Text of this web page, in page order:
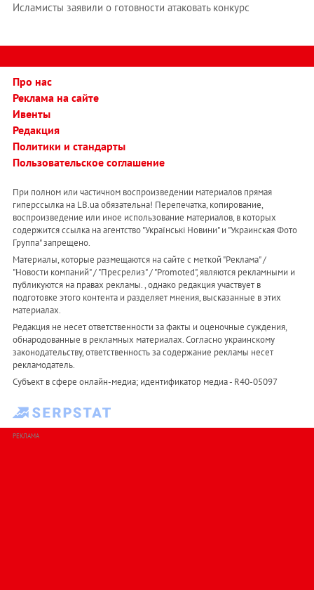
Исламисты заявили о готовности атаковать конкурс
Про нас
Реклама на сайте
Ивенты
Редакция
Политики и стандарты
Пользовательское соглашение
При полном или частичном воспроизведении материалов прямая
гиперссылка на LB.ua обязательна! Перепечатка, копирование,
воспроизведение или иное использование материалов, в которых
содержится ссылка на агентство "Українськi Новини" и "Украинская Фото
Группа" запрещено.
Материалы, которые размещаются на сайте с меткой "Реклама" /
"Новости компаний" / "Пресрелиз" / "Promoted", являются рекламными и
публикуются на правах рекламы. , однако редакция участвует в
подготовке этого контента и разделяет мнения, высказанные в этих
материалах.
Редакция не несет ответственности за факты и оценочные суждения,
обнародованные в рекламных материалах. Согласно украинскому
законодательству, ответственность за содержание рекламы несет
рекламодатель.
Субъект в сфере онлайн-медиа; идентификатор медиа - R40-05097
РЕКЛАМА